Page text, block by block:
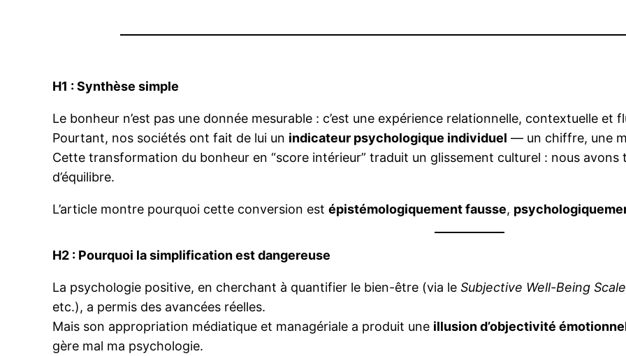
H1 : Synthèse simple
Le bonheur n’est pas une donnée mesurable : c’est une expérience relationnelle, contextuelle et
Pourtant, nos sociétés ont fait de lui un indicateur psychologique individuel — un chiffre, une
Cette transformation du bonheur en “score intérieur” traduit un glissement culturel : nous
d’équilibre.
L’article montre pourquoi cette conversion estépistémologiquement fausse,
H2 : Pourquoi la simplification est dangereuse
La psychologie positive, en cherchant à quantifier le bien-être (via leSubjective Well-Being Scale
etc.), a permis des avancées réelles.
Mais son appropriation médiatique et managériale a produit une illusion d’objectivité
gère mal ma psychologie.